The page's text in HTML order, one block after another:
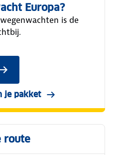
Europa?
is de
je pakket
route